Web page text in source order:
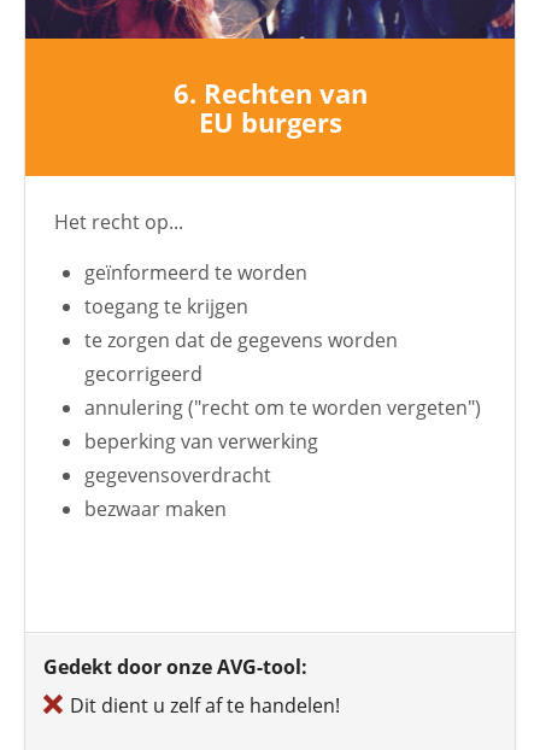
6. Rechten van
EU burgers
Het recht op...
geïnformeerd te worden
toegang te krijgen
te zorgen dat de gegevens worden
gecorrigeerd
annulering ("recht om te worden vergeten")
beperking van verwerking
gegevensoverdracht
bezwaar maken
Gedekt door onze AVG-tool:
Dit dient u zelf af te handelen!